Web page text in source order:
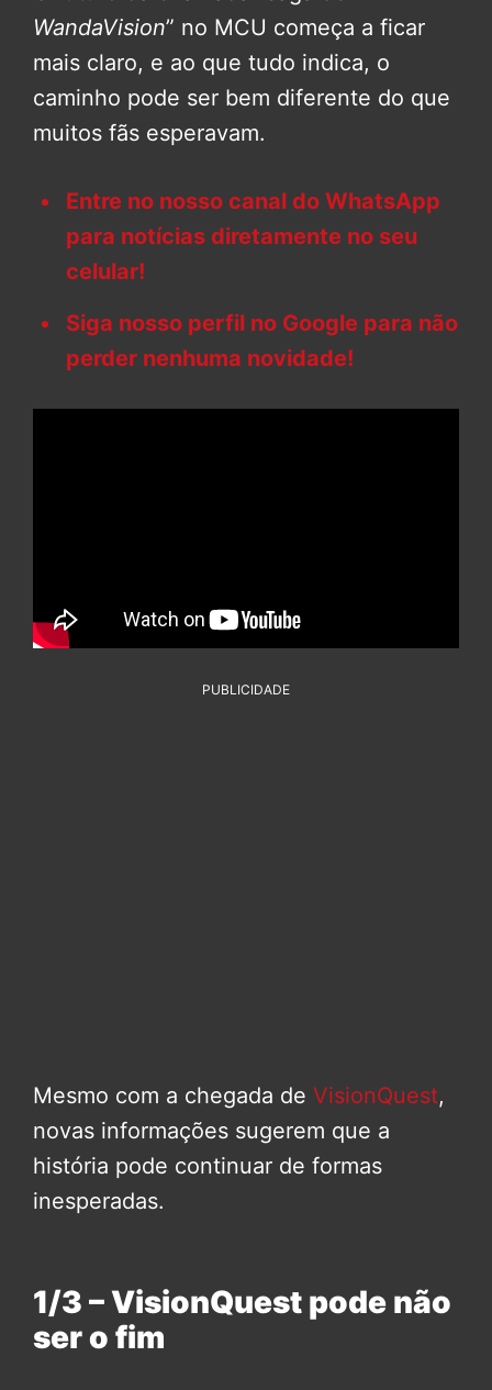
WandaVision” no MCU começa a ficar
mais claro, e ao que tudo indica, o
caminho pode ser bem diferente do que
muitos fãs esperavam.
Entre no nosso canal do WhatsApp
para notícias diretamente no seu
celular!
Siga nosso perfil no Google para não
perder nenhuma novidade!
PUBLICIDADE
Mesmo com a chegada de VisionQuest,
novas informações sugerem que a
história pode continuar de formas
inesperadas.
1/3 – VisionQuest pode não
ser o fim